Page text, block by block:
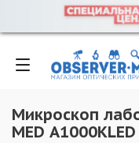
Микроскоп
MED А1000КLED